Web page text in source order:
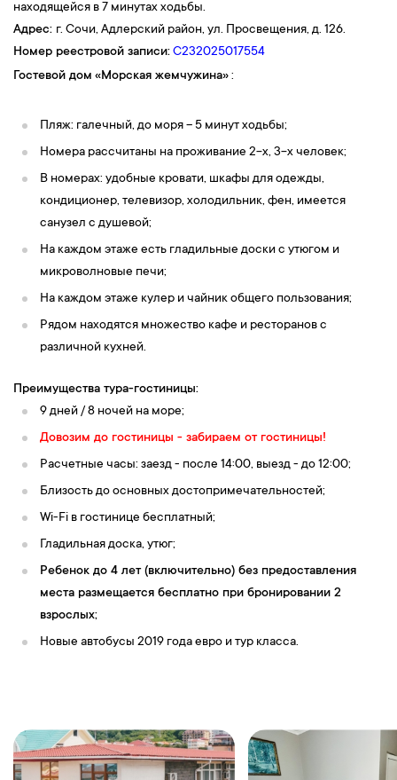
находящейся в 7 минутах ходьбы.
Адрес: г. Сочи, Адлерский район, ул. Просвещения, д. 126.
Номер реестровой записи:С232025017554
Гостевой дом «Морская жемчужина»:
Пляж: галечный, до моря – 5 минут ходьбы;
Номера рассчитаны на проживание 2-х, 3-х человек;
В номерах: удобные кровати, шкафы для одежды,
кондиционер, телевизор, холодильник, фен, имеется
санузел с душевой;
На каждом этаже есть гладильные доски с утюгом и
микроволновые печи;
На каждом этаже кулер и чайник общего пользования;
Рядом находятся множество кафе и ресторанов с
различной кухней.
Преимущества тура-гостиницы:
9 дней / 8 ночей на море;
Довозим до гостиницы - забираем от гостиницы!
Расчетные часы: заезд - после 14:00, выезд - до 12:00;
Близость до основных достопримечательностей;
Wi-Fi в гостинице бесплатный;
Гладильная доска, утюг;
Ребенок до 4 лет (включительно) без предоставления
места размещается бесплатно при бронировании 2
взрослых;
Новые автобусы 2019 года евро и тур класса.